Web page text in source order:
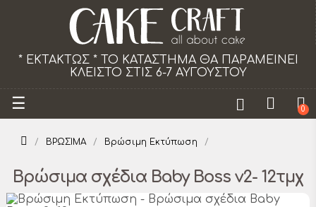
ΘΑ ΠΑΡΑΜΕΙΝΕΙ
6-7 ΑΥΓΟΥΣΤΟΥ
Το κατάστημα θα
Toggle
navigation
☰ 0
ΒΡΩΣΙΜΑ Βρώσιμη Εκτύπωση
Βρώσιμα σχέδια Baby Boss v2- 12τμχ